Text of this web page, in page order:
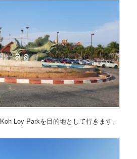
Koh Loy Parkを目的地として行きます。